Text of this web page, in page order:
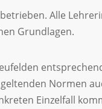
Alle
Grundlagen.
Normen
Einzelfall